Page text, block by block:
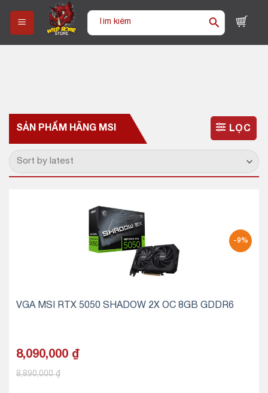
content
Tìm
SẢN PHẨM HÃNG MSI LỌC
-9%
VGA MSI RTX 5050 SHADOW 2X OC 8GB GDDR6
8,090,000 ₫
8,890,000₫